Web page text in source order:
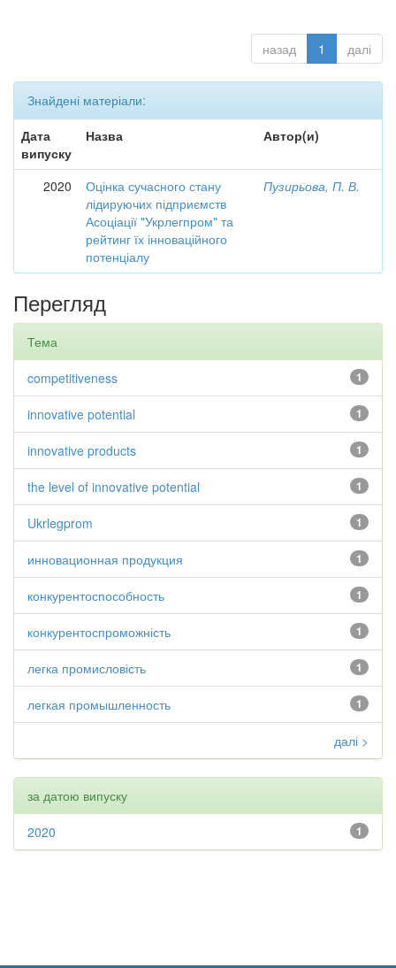
назад 1 далі
Знайдені матеріали:
Дата
випуску
Назва Автор(и)
2020
Оцінка сучасного стану
лідируючих підприємств
Асоціації "Укрлегпром" та
рейтинг їх інноваційного
потенціалу
Пузирьова, П. В.
Перегляд
Тема
1
competitiveness
1
innovative potential
1
innovative products
1
the level of innovative potential
1
Ukrlegprom
1
инновационная продукция
1
конкурентоспособность
1
конкурентоспроможність
1
легка промисловість
1
легкая промышленность
далі >
за датою випуску
1
2020